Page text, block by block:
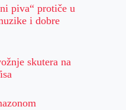
piva“ protiče u
i dobre
skutera na